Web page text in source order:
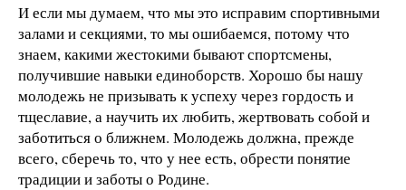
И если мы думаем, что мы это исправим спортивными
залами и секциями, то мы ошибаемся, потому что
знаем, какими жестокими бывают спортсмены,
получившие навыки единоборств. Хорошо бы нашу
молодежь не призывать к успеху через гордость и
тщеславие, а научить их любить, жертвовать собой и
заботиться о ближнем. Молодежь должна, прежде
всего, сберечь то, что у нее есть, обрести понятие
традиции и заботы о Родине.